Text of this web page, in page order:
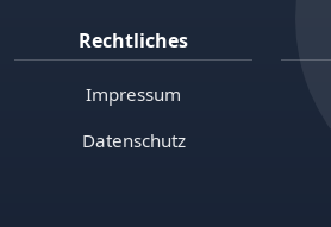
Rechtliches
Impressum
Datenschutz